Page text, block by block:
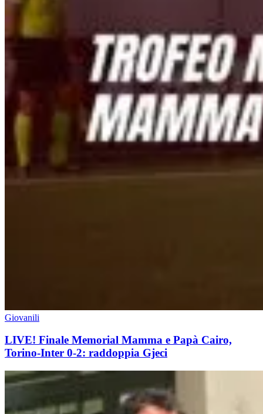
Giovanili
LIVE! Finale Memorial Mamma e Papà Cairo,
Torino-Inter 0-2: raddoppia Gjeci